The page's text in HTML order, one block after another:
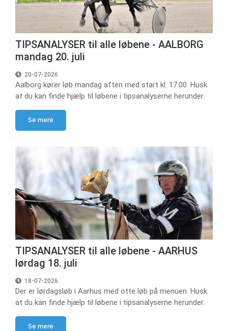
TIPSANALYSER til alle løbene - AALBORG
mandag 20. juli
20-07-2026
Aalborg kører løb mandag aften med start kl. 17.00. Husk
at du kan finde hjælp til løbene i tipsanalyserne herunder.
Se mere
TIPSANALYSER til alle løbene - AARHUS
lørdag 18. juli
18-07-2026
Der er lørdagsløb i Aarhus med otte løb på menuen. Husk
at du kan finde hjælp til løbene i tipsanalyserne herunder.
Se mere